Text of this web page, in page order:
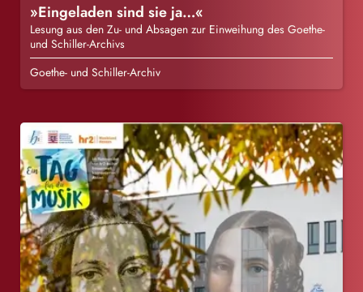
»Eingeladen sind sie ja…«
Lesung aus den Zu- und Absagen zur Einweihung des Goethe-
und Schiller-Archivs
Goethe- und Schiller-Archiv